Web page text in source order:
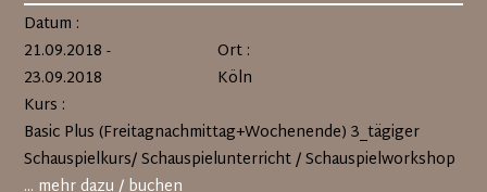
Datum :
21.09.2018 -
23.09.2018
Ort :
Köln
Kurs :
Basic Plus (Freitagnachmittag+Wochenende) 3_tägiger
Schauspielkurs/ Schauspielunterricht / Schauspielworkshop